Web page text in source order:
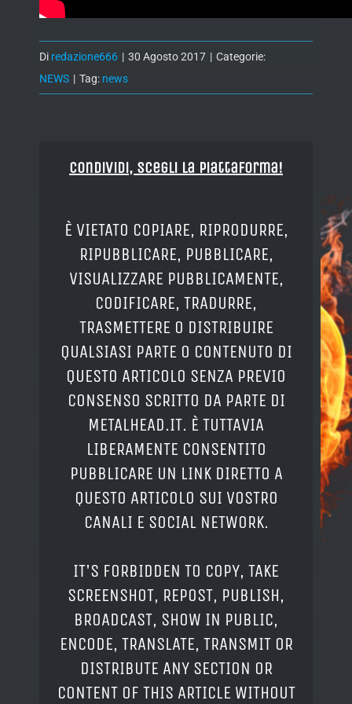
Di redazione666 | 30 Agosto 2017 | Categorie:
NEWS | Tag: news
Condividi, Scegli la piattaforma!
È VIETATO COPIARE, RIPRODURRE,
RIPUBBLICARE, PUBBLICARE,
VISUALIZZARE PUBBLICAMENTE,
CODIFICARE, TRADURRE,
TRASMETTERE O DISTRIBUIRE
QUALSIASI PARTE O CONTENUTO DI
QUESTO ARTICOLO SENZA PREVIO
CONSENSO SCRITTO DA PARTE DI
METALHEAD.IT. È TUTTAVIA
LIBERAMENTE CONSENTITO
PUBBLICARE UN LINK DIRETTO A
QUESTO ARTICOLO SUI VOSTRO
CANALI E SOCIAL NETWORK.
IT'S FORBIDDEN TO COPY, TAKE
SCREENSHOT, REPOST, PUBLISH,
BROADCAST, SHOW IN PUBLIC,
ENCODE, TRANSLATE, TRANSMIT OR
DISTRIBUTE ANY SECTION OR
CONTENT OF THIS ARTICLE WITHOUT